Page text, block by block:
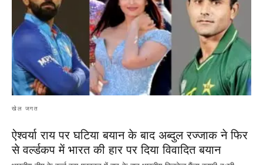
खेल जगत
ऐश्वर्या राय पर‌ घटिया बयान के बाद अब्दुल रज्जाक ने फिर
से वर्ल्डकप में भारत की हार पर दिया विवादित बयान